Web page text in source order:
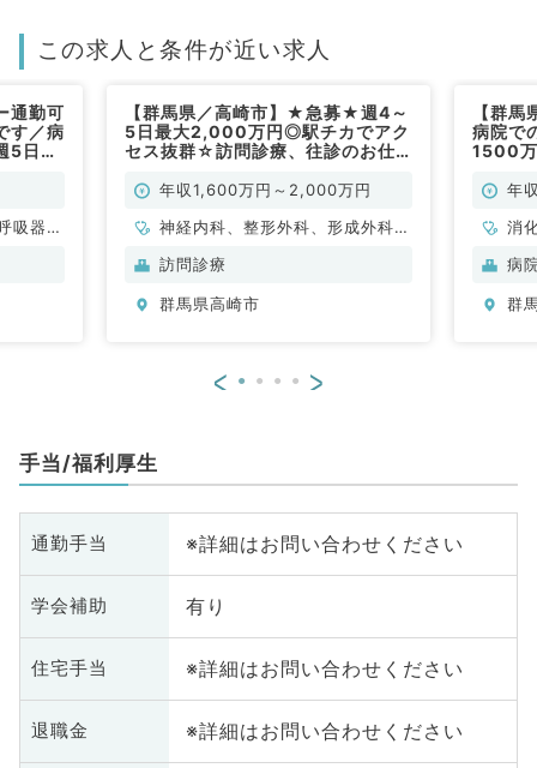
この求人と条件が近い求人
通勤可
す／病
5日
吸器内
【群馬県／高崎市】★急募★週4～
5日最大2,000万円◎駅チカでアク
セス抜群☆訪問診療、往診のお仕
応相談／常勤）
年収1,600万円～2,000万円
神経内科、整形外科、形成外科、
脳神経外科、呼吸器外科、心臓血
環器内科、呼吸器内科、消化器内
全般、一般外科、消化器外科、乳
訪問診療
群馬県高崎市
【群
病院で
1500万
2次救
年
消
病
群
< >
手当/福利厚生
通勤手当 ※詳細はお問い合わせください
学会補助 有り
住宅手当 ※詳細はお問い合わせください
退職金 ※詳細はお問い合わせください